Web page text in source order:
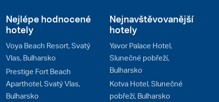
Nejlépe hodnocené
hotely
Voya Beach Resort, Svatý
Vlas, Bulharsko
Prestige Fort Beach
Aparthotel, Svatý Vlas,
Bulharsko
Nejnavštěvovanější
hotely
Yavor Palace Hotel,
Slunečné pobřeží,
Bulharsko
Kotva Hotel, Slunečné
pobřeží, Bulharsko